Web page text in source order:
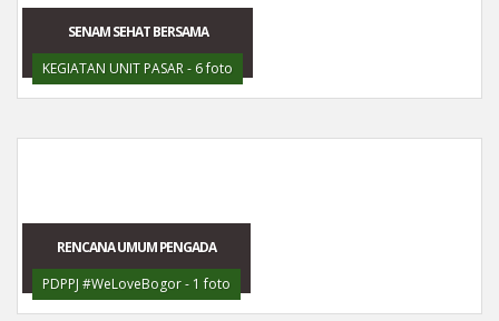
SENAM SEHAT BERSAMA
KEGIATAN UNIT PASAR - 6 foto
RENCANA UMUM PENGADA
PDPPJ #WeLoveBogor - 1 foto